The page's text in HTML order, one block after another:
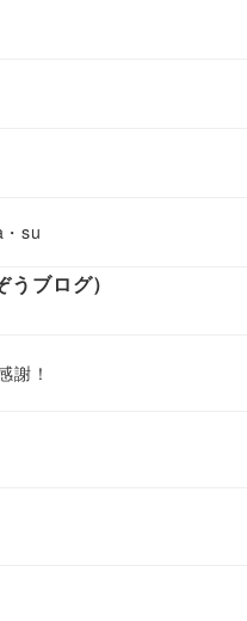
su
ブログ）
謝！